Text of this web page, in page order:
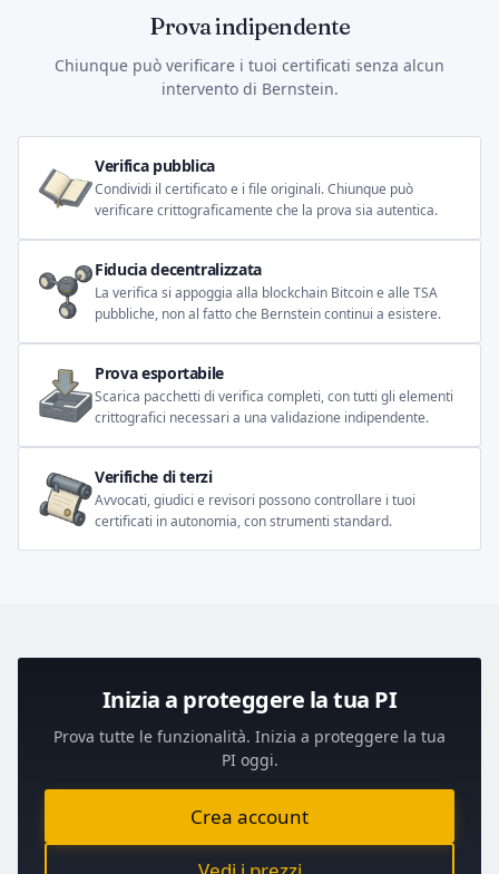
Prova indipendente
Chiunque può verificare i tuoi certificati senza alcun
intervento di Bernstein.
Verifica pubblica
Condividi il certificato e i file originali. Chiunque può
verificare crittograficamente che la prova sia autentica.
Fiducia decentralizzata
La verifica si appoggia alla blockchain Bitcoin e alle TSA
pubbliche, non al fatto che Bernstein continui a esistere.
Prova esportabile
Scarica pacchetti di verifica completi, con tutti gli elementi
crittografici necessari a una validazione indipendente.
Verifiche di terzi
Avvocati, giudici e revisori possono controllare i tuoi
certificati in autonomia, con strumenti standard.
Inizia a proteggere la tua PI
Prova tutte le funzionalità. Inizia a proteggere la tua
PI oggi.
Crea account